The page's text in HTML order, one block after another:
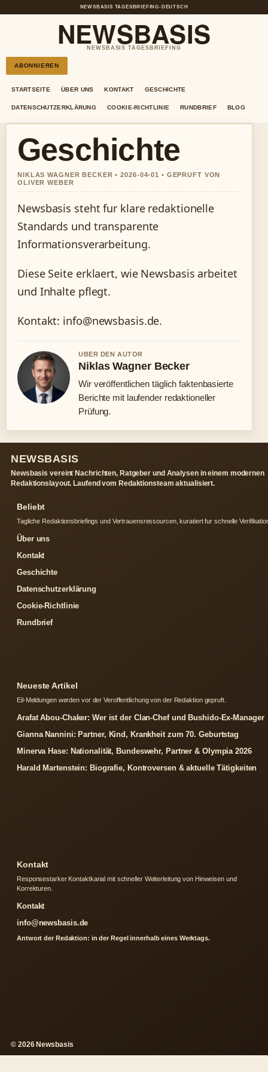
NEWSBASIS TAGESBRIEFING• DEUTSCH
NEWSBASIS
NEWSBASIS TAGESBRIEFING
ABONNIEREN
STARTSEITE ÜBER UNS KONTAKT GESCHICHTE
DATENSCHUTZERKLÄRUNG COOKIE-RICHTLINIE RUNDBRIEF BLOG
Geschichte
NIKLAS WAGNER BECKER • 2026-04-01 • GEPRUFT VON
OLIVER WEBER
Newsbasis steht fur klare redaktionelle
Standards und transparente
Informationsverarbeitung.
Diese Seite erklaert, wie Newsbasis arbeitet
und Inhalte pflegt.
Kontakt: info@newsbasis.de.
UBER DEN AUTOR
Niklas Wagner Becker
Wir veröffentlichen täglich faktenbasierte
Berichte mit laufender redaktioneller
Prüfung.
NEWSBASIS
Newsbasis vereint Nachrichten, Ratgeber und Analysen in einem modernen
Redaktionslayout. Laufend vom Redaktionsteam aktualisiert.
Beliebt
Tagliche Redaktionsbriefings und Vertrauensressourcen, kuratiert fur schnelle
Über uns
Kontakt
Geschichte
Datenschutzerklärung
Cookie-Richtlinie
Rundbrief
Neueste Artikel
Eil-Meldungen werden vor der Veroffentlichung von der Redaktion gepruft.
Arafat Abou-Chaker: Wer ist der Clan-Chef und Bushido-Ex-Manager
Gianna Nannini: Partner, Kind, Krankheit zum 70. Geburtstag
Minerva Hase: Nationalität, Bundeswehr, Partner & Olympia 2026
Harald Martenstein: Biografie, Kontroversen & aktuelle Tätigkeiten
Kontakt
Responsestarker Kontaktkanal mit schneller Weiterleitung von Hinweisen und
Korrekturen.
Kontakt
info@newsbasis.de
Antwort der Redaktion: in der Regel innerhalb eines Werktags.
© 2026 Newsbasis